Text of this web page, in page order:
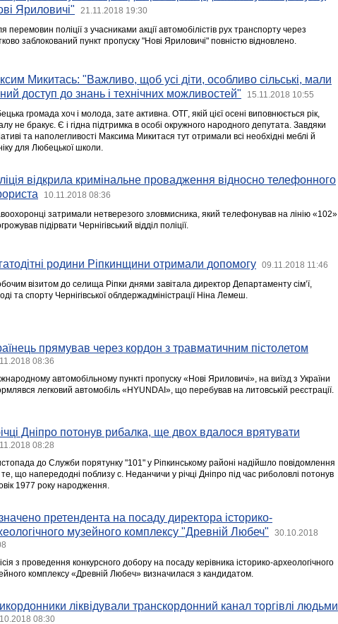
Яриловичі"
21.11.2018 19:30
перемовин поліції з учасниками акції автомобілістів рух транспорту через
заблокований пункт пропуску "Нові Яриловичі" повністю відновлено.
Микитась: "Важливо, щоб усі діти, особливо сільські, мали
доступ до знань і технічних можливостей"
15.11.2018 10:55
громада хоч і молода, зате активна. ОТГ, якій цієї осені виповнюється рік,
не бракує. Є і гідна підтримка в особі окружного народного депутата. Завдяки
та наполегливості Максима Микитася тут отримали всі необхідні меблі й
для Любецької школи.
відкрила кримінальне провадження відносно телефонного
10.11.2018 08:36
затримали нетверезого зловмисника, який телефонував на лінію «102»
підірвати Чернігівський відділ поліції.
родини Ріпкинщини отримали допомогу 09.11.2018 11:46
візитом до селища Ріпки днями завітала директор Департаменту сім’ї,
та спорту Чернігівської облдержадміністрації Ніна Лемеш.
прямував через кордон з травматичним пістолетом
08:36
автомобільному пункті пропуску «Нові Яриловичі», на виїзд з України
легковий автомобіль «HYUNDAI», що перебував на литовській реєстрації.
Дніпро потонув рибалка, ще двох вдалося врятувати
08:28
до Служби порятунку "101" у Ріпкинському районі надійшло повідомлення
що напередодні поблизу с. Неданчичи у річці Дніпро під час риболовлі потонув
1977 року народження.
претендента на посаду директора історико-
музейного комплексу "Древній Любеч"
30.10.2018
з проведення конкурсного добору на посаду керівника історико-археологічного
комплексу «Древній Любеч» визначилася з кандидатом.
ліквідували транскордонний канал торгівлі людьми
08:30